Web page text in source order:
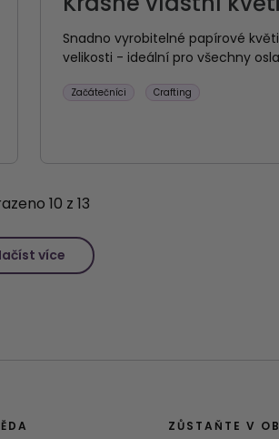
Snadno vyrobitelné papírové
velikosti - ideální pro všechny
Začátečníci Crafting
10 z 13
více
ZŮSTAŇTE V